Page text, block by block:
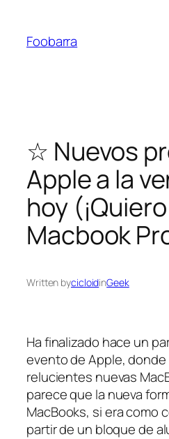
contenido
Foobarra
☆ Nuevos
Apple a la
hoy
Macbook
Written bycicloidinGeek
Ha finalizado hace un
evento de Apple,
relucientes nuevas
parece que la nueva
MacBooks, si era como
partir de un bloque de